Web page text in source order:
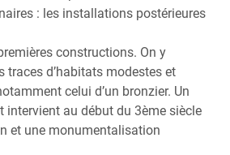
: les installations postérieures
constructions. On y
traces d’habitats modestes et
celui d’un bronzier. Un
intervient au début du 3ème siècle
et une monumentalisation